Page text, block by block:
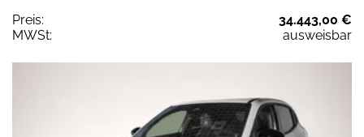
Preis:
34.443,00 €
MWSt:
ausweisbar